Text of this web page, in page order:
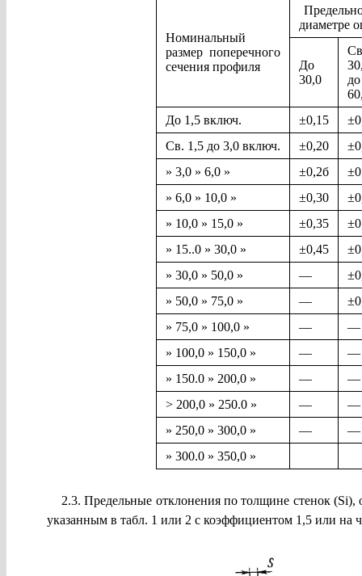
Номинальный
размер поперечного
сечения профиля
диаметре
До
30,0
до
До 1,5 включ.
±0,15
Св. 1,5 до 3,0 включ.
±0,20
» 3,0 » 6,0 »
±0,2б
» 6,0 » 10,0 »
±0,30
» 10,0 » 15,0 »
±0,35
» 15..0 » 30,0 »
±0,45
» 30,0 » 50,0 »
—
» 50,0 » 75,0 »
—
» 75,0 » 100,0 »
—
—
» 100,0 » 150,0 »
—
—
» 150.0 » 200,0 »
—
—
> 200,0 » 250.0 »
—
—
» 250,0 » 300,0 »
—
—
» 300.0 » 350,0 »
2.3. Предельные отклонения по толщине стенок (Si),
указанным в табл. 1 или 2 с коэффициентом 1,5 или на